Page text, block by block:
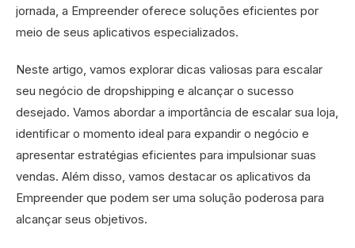
jornada, a Empreender oferece soluções eficientes por
meio de seus aplicativos especializados.
Neste artigo, vamos explorar dicas valiosas para escalar
seu negócio de dropshipping e alcançar o sucesso
desejado. Vamos abordar a importância de escalar sua loja,
identificar o momento ideal para expandir o negócio e
apresentar estratégias eficientes para impulsionar suas
vendas. Além disso, vamos destacar os aplicativos da
Empreender que podem ser uma solução poderosa para
alcançar seus objetivos.